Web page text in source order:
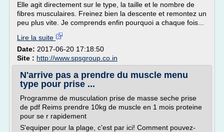
Elle agit directement sur le type, la taille et le nombre de
fibres musculaires. Freinez bien la descente et remontez un
peu plus vite. Je comprends enfin pourquoi a chaque fois...
Lire la suite
Date: 2017-06-20 17:18:50
Site : http://www.spsgroup.co.in
N'arrive pas a prendre du muscle menu
type pour prise ...
Programme de musculation prise de masse seche prise
de pdf Reims prendre 10kg de muscle en 1 mois proteine
pour se r rapidement
S'equiper pour la plage, c'est par ici! Comment pouvez-